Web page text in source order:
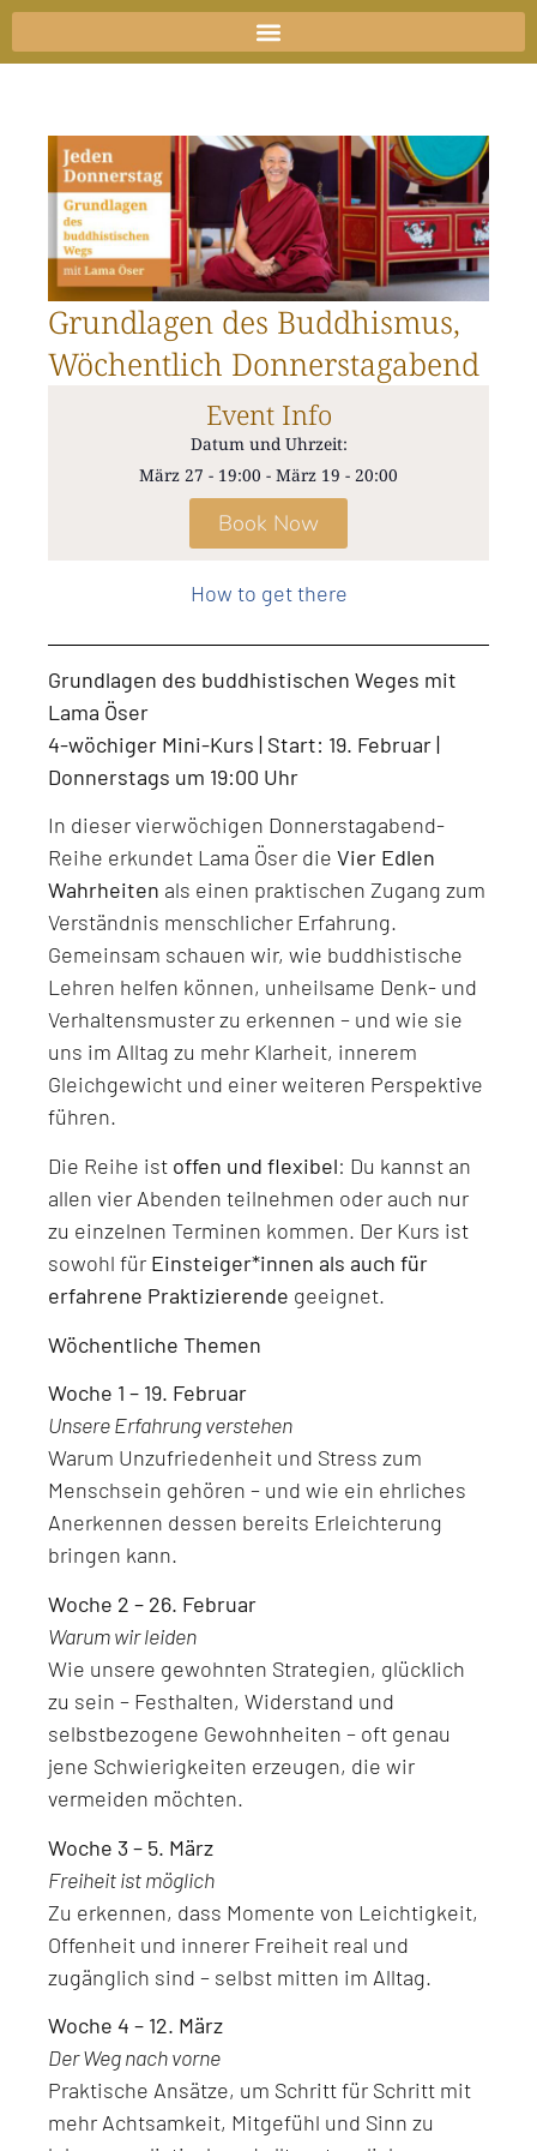
Zum
Inhalt
Grundlagen des Buddhismus,
Wöchentlich Donnerstagabend
Event Info
Datum und Uhrzeit:
März 27 - 19:00 - März 19 - 20:00
Book Now
How to get there
Grundlagen des buddhistischen Weges mit
Lama Öser
4-wöchiger Mini-Kurs | Start: 19. Februar |
Donnerstags um 19:00 Uhr
In dieser vierwöchigen Donnerstagabend-
Reihe erkundet Lama Öser die Vier Edlen
Wahrheiten als einen praktischen Zugang zum
Verständnis menschlicher Erfahrung.
Gemeinsam schauen wir, wie buddhistische
Lehren helfen können, unheilsame Denk- und
Verhaltensmuster zu erkennen – und wie sie
uns im Alltag zu mehr Klarheit, innerem
Gleichgewicht und einer weiteren Perspektive
führen.
Die Reihe ist offen und flexibel: Du kannst an
allen vier Abenden teilnehmen oder auch nur
zu einzelnen Terminen kommen. Der Kurs ist
sowohl für Einsteiger*innen als auch für
erfahrene Praktizierende geeignet.
Wöchentliche Themen
Woche 1 – 19. Februar
Unsere Erfahrung verstehen
Warum Unzufriedenheit und Stress zum
Menschsein gehören – und wie ein ehrliches
Anerkennen dessen bereits Erleichterung
bringen kann.
Woche 2 – 26. Februar
Warum wir leiden
Wie unsere gewohnten Strategien, glücklich
zu sein – Festhalten, Widerstand und
selbstbezogene Gewohnheiten – oft genau
jene Schwierigkeiten erzeugen, die wir
vermeiden möchten.
Woche 3 – 5. März
Freiheit ist möglich
Zu erkennen, dass Momente von Leichtigkeit,
Offenheit und innerer Freiheit real und
zugänglich sind – selbst mitten im Alltag.
Woche 4 – 12. März
Der Weg nach vorne
Praktische Ansätze, um Schritt für Schritt mit
mehr Achtsamkeit, Mitgefühl und Sinn zu